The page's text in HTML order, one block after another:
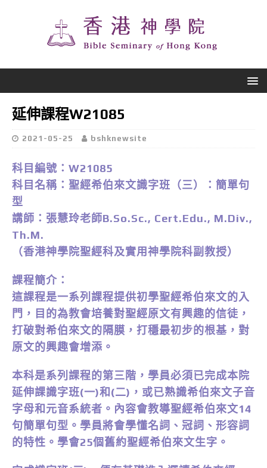
延伸課程W21085
2021-05-25 bshknewsite
科目編號：W21085
科目名稱：聖經希伯來文識字班（三）：簡單句
型
講師：張慧玲老師B.So.Sc., Cert.Edu., M.Div.,
Th.M.
（香港神學院聖經科及實用神學院科副教授）
課程簡介：
這課程是一系列課程提供初學聖經希伯來文的入
門，目的為教會培養對聖經原文有興趣的信徒，
打破對希伯來文的隔膜，打穩最初步的根基，對
原文的興趣會增添。
本科是系列課程的第三階，學員必須已完成本院
延伸課識字班(一)和(二)，或已熟識希伯來文子音
字母和元音系統者。內容會教導聖經希伯來文14
句簡單句型。學員將會學懂名詞、冠詞、形容詞
的特性。學會25個舊約聖經希伯來文生字。